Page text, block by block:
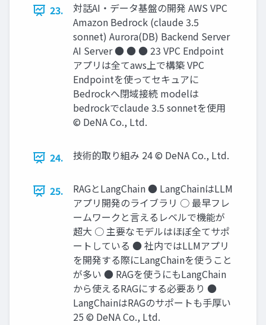
23.
対話AI‧データ基盤の開発 AWS VPC
Amazon Bedrock (claude 3.5
sonnet) Aurora(DB) Backend Server
AI Server ● ● ● 23 VPC Endpoint
アプリは全てaws上で構築 VPC
Endpointを使ってセキュアに
Bedrockへ閉域接続 modelは
bedrockでclaude 3.5 sonnetを使⽤
© DeNA Co., Ltd.
24. 技術的取り組み 24 © DeNA Co., Ltd.
25.
RAGとLangChain ● LangChainはLLM
アプリ開発のライブラリ ○ 最早フレ
ームワークと⾔えるレベルで機能が
超⼤ ○ 主要なモデルはほぼ全てサポ
ートしている ● 社内ではLLMアプリ
を開発する際にLangChainを使うこと
が多い ● RAGを使うにもLangChain
から使えるRAGにする必要あり ●
LangChainはRAGのサポートも⼿厚い
25 © DeNA Co., Ltd.